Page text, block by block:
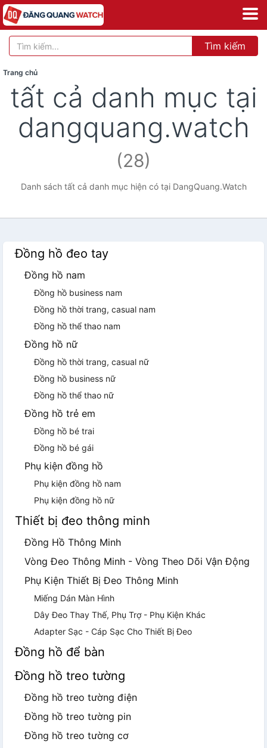
Tìm kiếm
Trang chủ
tất cả danh mục tại
dangquang.watch
(28)
Danh sách tất cả danh mục hiện có tại DangQuang.Watch
Đồng hồ đeo tay
Đồng hồ nam
Đồng hồ business nam
Đồng hồ thời trang, casual nam
Đồng hồ thể thao nam
Đồng hồ nữ
Đồng hồ thời trang, casual nữ
Đồng hồ business nữ
Đồng hồ thể thao nữ
Đồng hồ trẻ em
Đồng hồ bé trai
Đồng hồ bé gái
Phụ kiện đồng hồ
Phụ kiện đồng hồ nam
Phụ kiện đồng hồ nữ
Thiết bị đeo thông minh
Đồng Hồ Thông Minh
Vòng Đeo Thông Minh - Vòng Theo Dõi Vận Động
Phụ Kiện Thiết Bị Đeo Thông Minh
Miếng Dán Màn Hình
Dây Đeo Thay Thế, Phụ Trợ - Phụ Kiện Khác
Adapter Sạc - Cáp Sạc Cho Thiết Bị Đeo
Đồng hồ để bàn
Đồng hồ treo tường
Đồng hồ treo tường điện
Đồng hồ treo tường pin
Đồng hồ treo tường cơ